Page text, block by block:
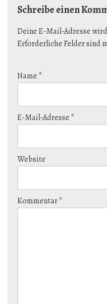
Schreibe einen
Deine E-Mail-Adresse
Erforderliche Felder sind
Name *
E-Mail-Adresse *
Website
Kommentar*